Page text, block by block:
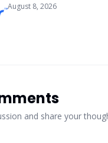
August 8, 2026
and share your